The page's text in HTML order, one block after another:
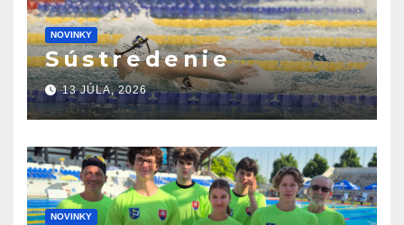
NOVINKY
S ú s t r e d e n i e
13 JÚLA, 2026
NOVINKY